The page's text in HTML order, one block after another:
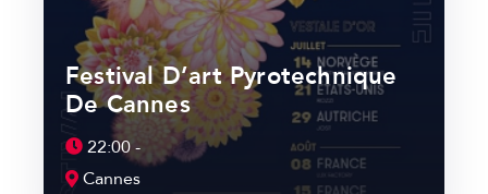
Festival D’art Pyrotechnique
De Cannes
22:00 -
Cannes